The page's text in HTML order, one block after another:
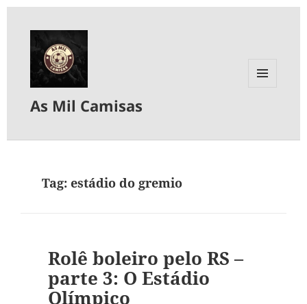
As Mil Camisas
Tag:estádio do gremio
Rolê boleiro pelo RS –
parte 3: O Estádio
Olímpico